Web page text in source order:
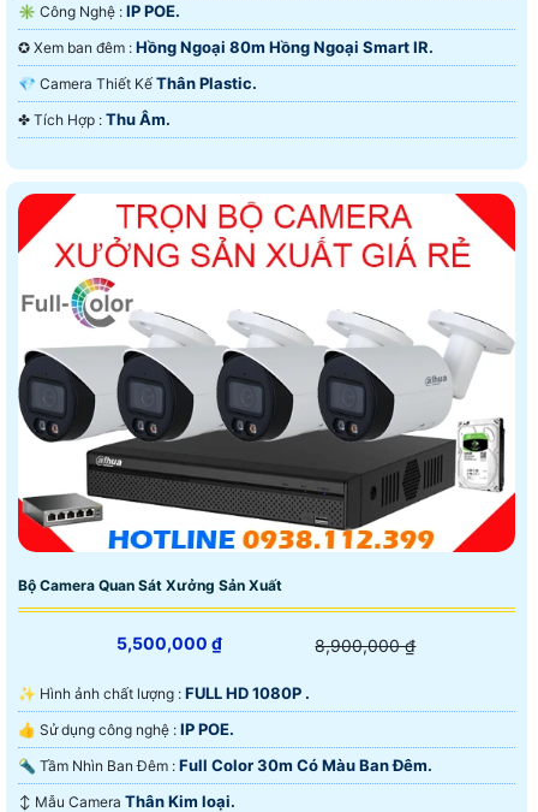
✳️ Công Nghệ : IP POE.
✪ Xem ban đêm : Hồng Ngoại 80m Hồng Ngoại Smart IR.
💎 Camera Thiết Kế Thân Plastic.
️✤ Tích Hợp : Thu Âm.
Bộ Camera Quan Sát Xưởng Sản Xuất
5,500,000 ₫ 8,900,000 ₫
✨ Hình ảnh chất lượng : FULL HD 1080P .
👍 Sử dụng công nghệ : IP POE.
🔦 Tầm Nhìn Ban Đêm : Full Color 30m Có Màu Ban Ðêm.
↕️ Mẫu Camera Thân Kim loại.